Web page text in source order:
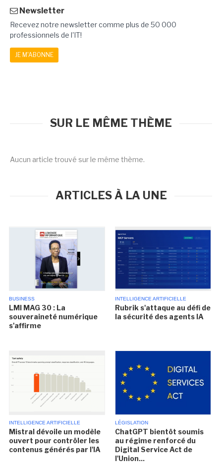
Newsletter
Recevez notre newsletter comme plus de 50 000
professionnels de l'IT!
JE M'ABONNE
SUR LE MÊME THÈME
Aucun article trouvé sur le même thème.
ARTICLES À LA UNE
BUSINESS
LMI MAG 30 : La
souveraineté numérique
s'affirme
INTELLIGENCE ARTIFICIELLE
Rubrik s'attaque au défi de
la sécurité des agents IA
INTELLIGENCE ARTIFICIELLE
Mistral dévoile un modèle
ouvert pour contrôler les
contenus générés par l'IA
LÉGISLATION
ChatGPT bientôt soumis
au régime renforcé du
Digital Service Act de
l'Union...